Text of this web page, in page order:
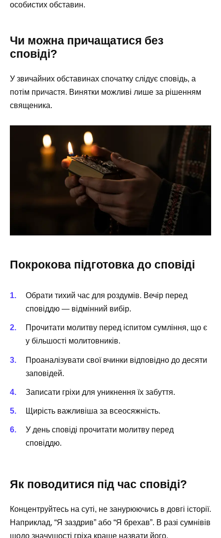
особистих обставин.
Чи можна причащатися без
сповіді?
У звичайних обставинах спочатку слідує сповідь, а
потім причастя. Винятки можливі лише за рішенням
священика.
Покрокова підготовка до сповіді
Обрати тихий час для роздумів. Вечір перед
сповіддю — відмінний вибір.
Прочитати молитву перед іспитом сумління, що є
у більшості молитовників.
Проаналізувати свої вчинки відповідно до десяти
заповідей.
Записати гріхи для уникнення їх забуття.
Щирість важливіша за всеосяжність.
У день сповіді прочитати молитву перед
сповіддю.
Як поводитися під час сповіді?
Концентруйтесь на суті, не занурюючись в довгі історії.
Наприклад, “Я заздрив” або “Я брехав”. В разі сумнівів
щодо значущості гріха краще назвати його.